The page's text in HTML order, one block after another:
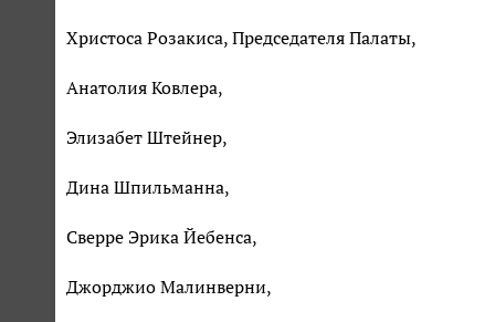
Христоса Розакиса, Председателя Палаты,
Анатолия Ковлера,
Элизабет Штейнер,
Дина Шпильманна,
Сверре Эрика Йебенса,
Джорджио Малинверни,